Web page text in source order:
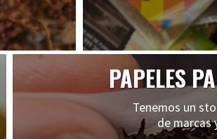
PAPELES
Tenemos un
de marcas